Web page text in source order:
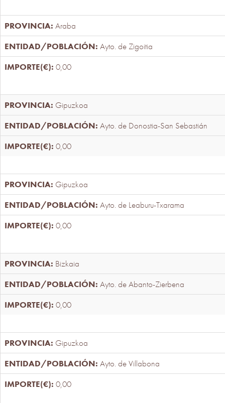
Araba
Ayto. de Zigoitia
0,00
Gipuzkoa
Ayto. de Donostia-San Sebastián
0,00
Gipuzkoa
Ayto. de Leaburu-Txarama
0,00
Bizkaia
Ayto. de Abanto-Zierbena
0,00
Gipuzkoa
Ayto. de Villabona
0,00